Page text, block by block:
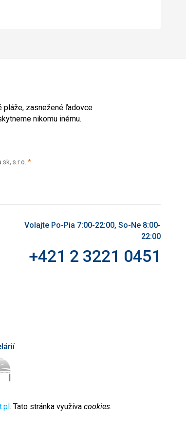
pláže, zasnežené ľadovce
nikomu inému.
s.r.o. *(povinné)
Volajte Po-Pia 7:00-22:00, So-Ne 8:00-
22:00
+421 2 3221 0451
. Tato stránka využíva cookies.